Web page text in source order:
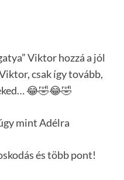
Viktor hozzá a jól
csak így tovább,
😂🤣😂🤣
mint Adélra
és több pont!